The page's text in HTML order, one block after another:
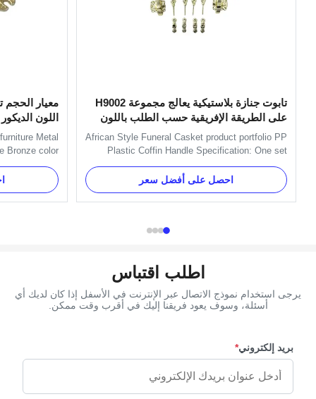
تابوت جنازة بلاستيكية يعالج مجموعة H9002
على الطريقة الإفريقية حسب الطلب باللون
الذهبي
African Style Funeral Casket product portfolio PP
Plastic Coffin Handle Specification: One set
include 6pcs handles, 1pcs RIP, 1pcs flower,
1pcs crucifix and 4pcs screws and 4pcs
brackets. Item Name TX-Model H9002 Set
Material Plastic (PP) Color Gold, silver, copper,
احصل على أفضل سعر
معيار الحجم
اللون
Metal
Bronze color
with H9025-
decorate
TX-Model
Color Gold,
اطلب اقتباس
يرجى استخدام نموذج الاتصال عبر الإنترنت في الأسفل إذا كان لديك أي
أسئلة، وسوف يعود فريقنا إليك في أقرب وقت ممكن.
بريد إلكتروني*